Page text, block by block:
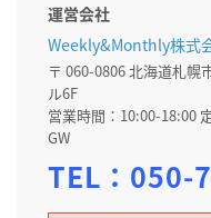
運営会社
Weekly&Monthly株式
〒 060-0806 北海道札
ル6F
営業時間：10:00-18:00
GW
TEL： 050-